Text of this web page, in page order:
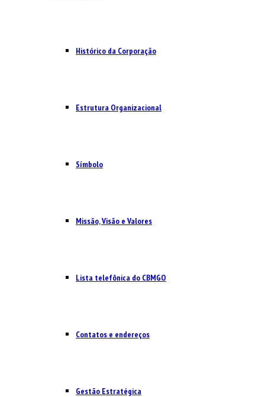
Histórico da Corporação
Estrutura Organizacional
Símbolo
Missão, Visão e Valores
Lista telefônica do CBMGO
Contatos e endereços
Gestão Estratégica